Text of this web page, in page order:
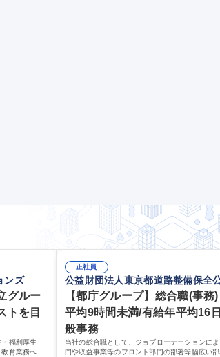
ンズ
グルー
トを目
福利厚生
育業務へ守
正社員
公益財団法人東京都道路整備保全
【都庁グループ】総合職(事務)
平均9時間未満/有給年平均16
般事務
当社の総合職として、ジョブローテーションに
門や収益事業等のフロント部門の部署等幅広い部